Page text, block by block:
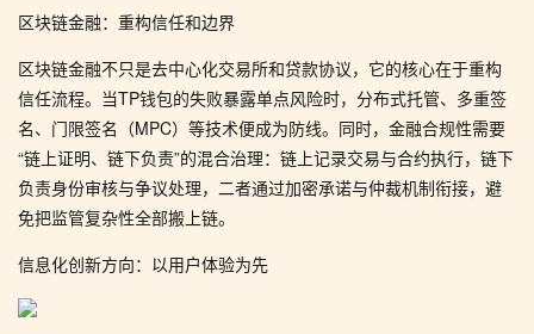
区块链金融：重构信任和边界
区块链金融不只是去中心化交易所和贷款协议，它的核心在于重构
信任流程。当TP钱包的失败暴露单点风险时，分布式托管、多重签
名、门限签名（MPC）等技术便成为防线。同时，金融合规性需要
“链上证明、链下负责”的混合治理：链上记录交易与合约执行，链下
负责身份审核与争议处理，二者通过加密承诺与仲裁机制衔接，避
免把监管复杂性全部搬上链。
信息化创新方向：以用户体验为先